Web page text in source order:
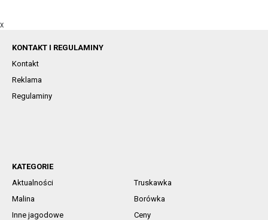
X
KONTAKT I REGULAMINY
Kontakt
Reklama
Regulaminy
KATEGORIE
Aktualności
Truskawka
Malina
Borówka
Inne jagodowe
Ceny